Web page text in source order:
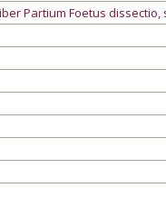
Partium Foetus dissectio,